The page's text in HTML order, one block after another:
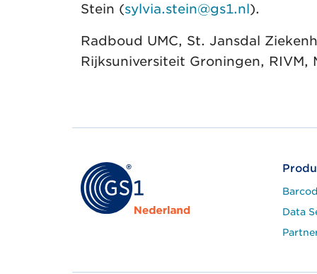
Stein (sylvia.stein@gs1.nl).
Radboud UMC, St. Jansdal
Rijksuniversiteit Groningen,
Data